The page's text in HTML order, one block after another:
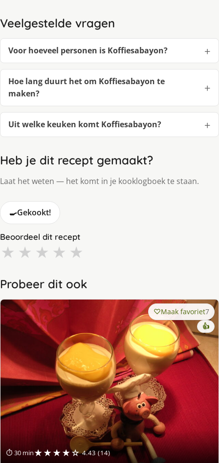
Veelgestelde vragen
Voor hoeveel personen is Koffiesabayon?
Hoe lang duurt het om Koffiesabayon te
maken?
Uit welke keuken komt Koffiesabayon?
Heb je dit recept gemaakt?
Laat het weten — het komt in je kooklogboek te staan.
🍳Gekookt!
Beoordeel dit recept
★ ★ ★ ★ ★
Probeer dit ook
⏱ 30 min★★★★☆ 4.43 (14)
Maak favoriet7
👍